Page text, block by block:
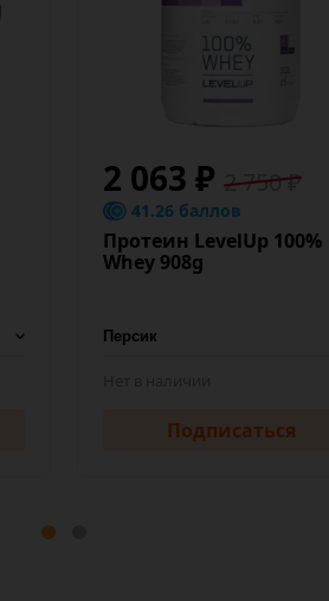
2 063 ₽ 2 750 ₽
41.26 баллов
Протеин LevelUp 100%
Whey 908g
Подписаться